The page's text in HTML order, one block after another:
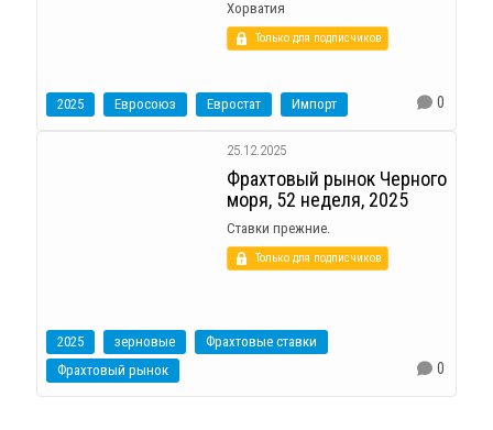
Хорватия
Только для подписчиков
2025 Евросоюз Евростат Импорт 0
25.12.2025
Фрахтовый рынок Черного
моря, 52 неделя, 2025
Ставки прежние.
Только для подписчиков
2025 зерновые
Фрахтовые ставки
Фрахтовый рынок
0